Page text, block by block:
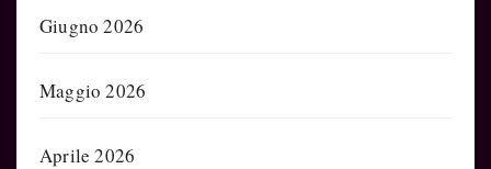
Giugno 2026
Maggio 2026
Aprile 2026